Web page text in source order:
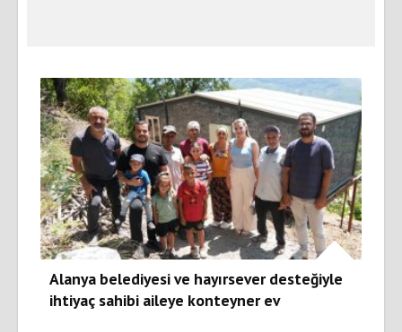
Alanya belediyesi ve hayırsever desteğiyle
ihtiyaç sahibi aileye konteyner ev